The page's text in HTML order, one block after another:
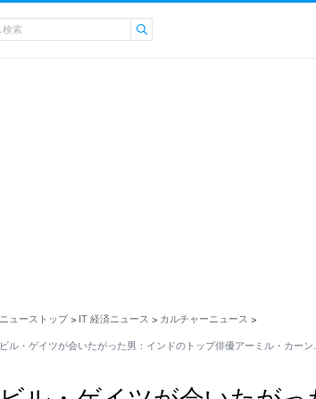
ニューストップ > IT 経済ニュース > カルチャーニュース >
ビル・ゲイツが会いたがった男：インドのトップ俳優アーミル・カー